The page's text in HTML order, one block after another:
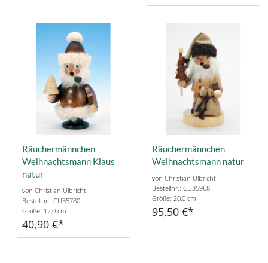
Räuchermännchen
Weihnachtsmann Klaus
natur
von Christian Ulbricht
Bestellnr.: CU35780
Größe: 12,0 cm
40,90 €
Räuchermännchen
Weihnachtsmann natur
von Christian Ulbricht
Bestellnr.: CU35968
Größe: 20,0 cm
95,50 €